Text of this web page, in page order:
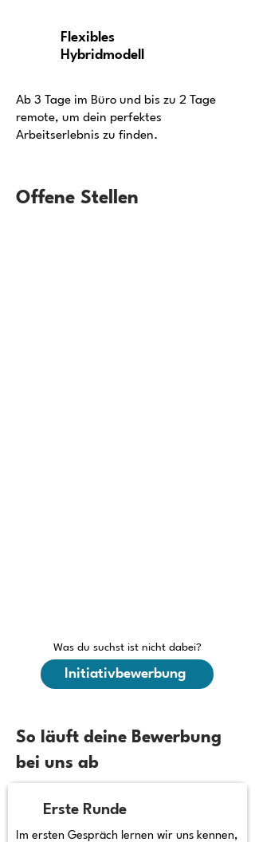
Flexibles
Hybridmodell
Ab 3 Tage im Büro und bis zu 2 Tage
remote, um dein perfektes
Arbeitserlebnis zu finden.
Offene Stellen
Was du suchst ist nicht dabei?
Initiativbewerbung
So läuft deine Bewerbung
bei uns ab
Erste Runde
Im ersten Gespräch lernen wir uns kennen,